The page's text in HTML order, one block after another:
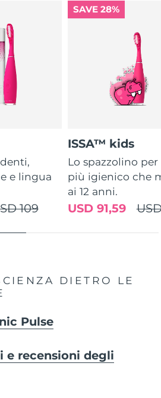
e lingua
109
SAVE 28%
ISSA™ kids
Lo spazzolino
più igienico che
ai 12 anni.
USD 91,59
DIETRO LE
Pulse
e recensioni degli